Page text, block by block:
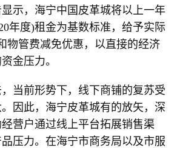
示，海宁中国皮革城将以上一年
年度)租金为基数标准，给予实际
物管费减免优惠，以直接的经济
金压力。
前形势下，线下商铺的复苏受
因此，海宁皮革城有的放矢，深
营户通过线上平台拓展销售渠
压力。在海宁市商务局以及市服